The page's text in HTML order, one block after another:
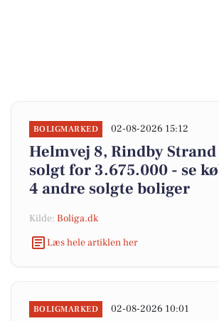
BOLIGMARKED 02-08-2026 15:12
Helmvej 8, Rindby
solgt for 3.675.000 - se
4 andre solgte boliger
Kilde: Boliga.dk
Læs hele artiklen her
BOLIGMARKED 02-08-2026 10:01